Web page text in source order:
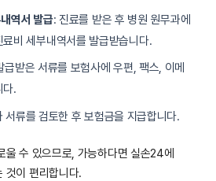
역서 발급: 진료를 받은 후 병원 원무과에
비 세부내역서를 발급받습니다.
급받은 서류를 보험사에 우편, 팩스, 이메
다.
서류를 검토한 후 보험금을 지급합니다.
울 수 있으므로, 가능하다면 실손24에
것이 편리합니다.